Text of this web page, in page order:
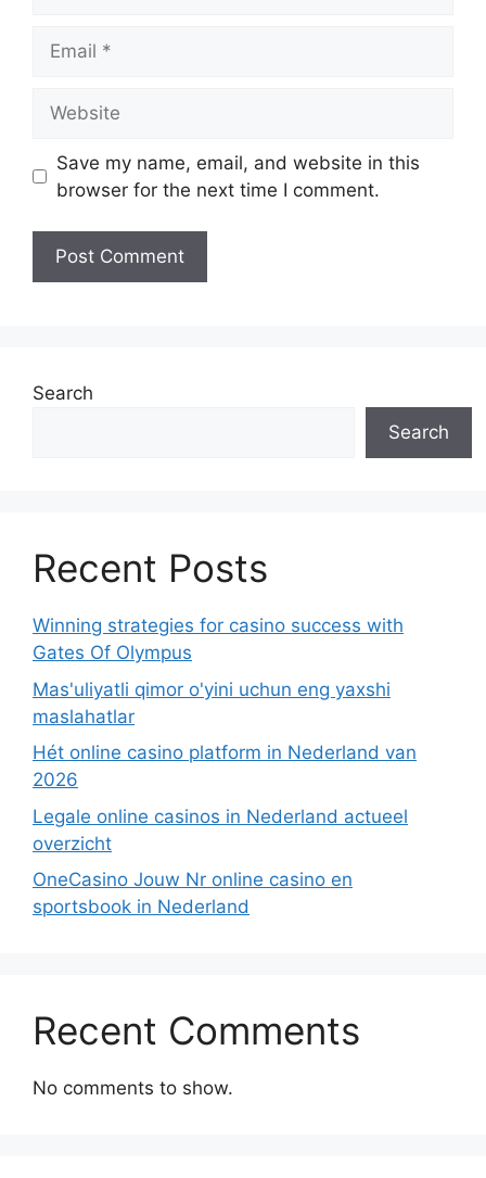
Save my name, email, and website in this
browser for the next time I comment.
Search
Search
Recent Posts
Winning strategies for casino success with
Gates Of Olympus
Mas'uliyatli qimor o'yini uchun eng yaxshi
maslahatlar
Hét online casino platform in Nederland van
2026
Legale online casinos in Nederland actueel
overzicht
OneCasino Jouw Nr online casino en
sportsbook in Nederland
Recent Comments
No comments to show.